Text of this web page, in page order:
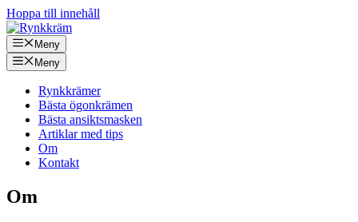
Hoppa till innehåll
Meny
Meny
Rynkkrämer
Bästa ögonkrämen
Bästa ansiktsmasken
Artiklar med tips
Om
Kontakt
Om